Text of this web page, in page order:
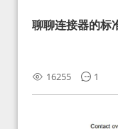
聊聊连接器的标
16255 1